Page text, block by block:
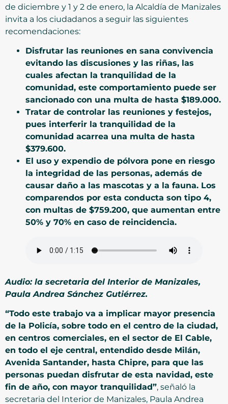
de diciembre y 1 y 2 de enero, la Alcaldía de Manizales
invita a los ciudadanos a seguir las siguientes
recomendaciones:
Disfrutar las reuniones en sana convivencia
evitando las discusiones y las riñas, las
cuales afectan la tranquilidad de la
comunidad, este comportamiento puede ser
sancionado con una multa de hasta $189.000.
Tratar de controlar las reuniones y festejos,
pues interferir la tranquilidad de la
comunidad acarrea una multa de hasta
$379.600.
El uso y expendio de pólvora pone en riesgo
la integridad de las personas, además de
causar daño a las mascotas y a la fauna. Los
comparendos por esta conducta son tipo 4,
con multas de $759.200, que aumentan entre
50% y 70% en caso de reincidencia.
Audio: la secretaria del Interior de Manizales,
Paula Andrea Sánchez Gutiérrez.
“Todo este trabajo va a implicar mayor presencia
de la Policía, sobre todo en el centro de la ciudad,
en centros comerciales, en el sector de El Cable,
en todo el eje central, entendido desde Milán,
Avenida Santander, hasta Chipre, para que las
personas puedan disfrutar de esta navidad, este
fin de año, con mayor tranquilidad”, señaló la
secretaria del Interior de Manizales, Paula Andrea